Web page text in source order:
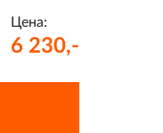
Цена:
6 230,-